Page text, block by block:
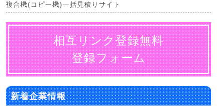
複合機(コピー機)一括見積りサイト
相互リンク登録無料
登録フォーム
新着企業情報